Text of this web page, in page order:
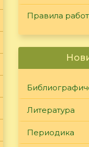
Правила
Литература
Периодика